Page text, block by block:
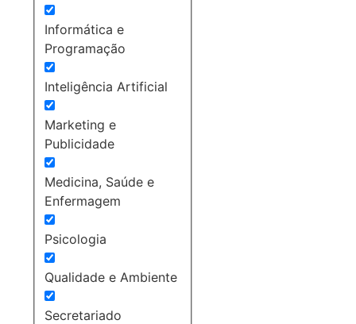
Informática e
Programação
Inteligência Artificial
Marketing e
Publicidade
Medicina, Saúde e
Enfermagem
Psicologia
Qualidade e Ambiente
Secretariado